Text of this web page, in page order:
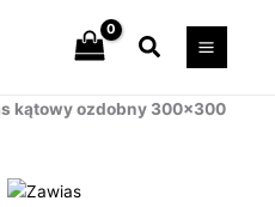
Szukaj
kątowy ozdobny 300×300